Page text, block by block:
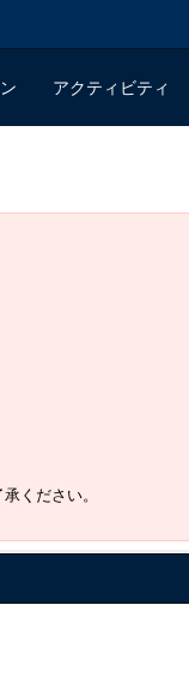
アクティビティ
ください。